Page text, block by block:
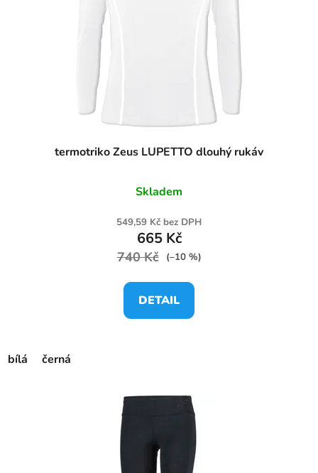
termotriko Zeus LUPETTO dlouhý rukáv
Skladem
549,59 Kč bez DPH
665 Kč
740 Kč (–10 %)
DETAIL
bílá černá